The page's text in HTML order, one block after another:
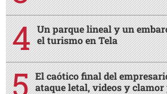
Un parque lineal y un
el turismo en Tela
El caótico final del
ataque letal, videos y